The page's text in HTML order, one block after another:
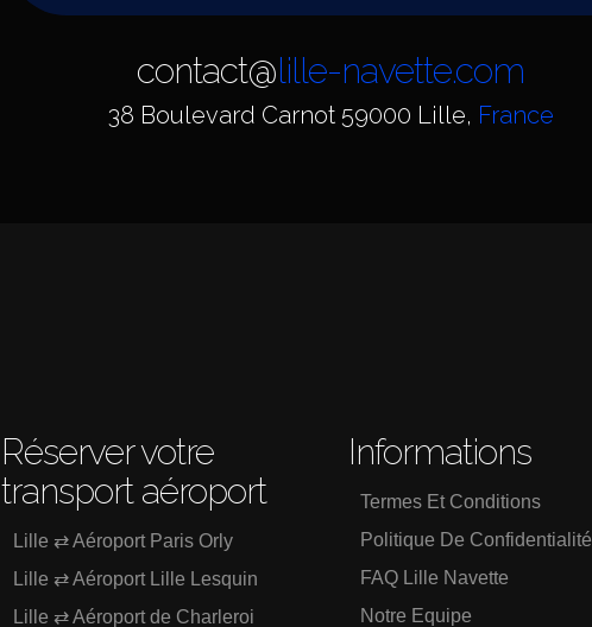
contact@lille-navette.com
38 Boulevard Carnot 59000 Lille, France
Réserver votre
transport aéroport
Lille ⇄ Aéroport Paris Orly
Lille ⇄ Aéroport Lille Lesquin
Lille ⇄ Aéroport de Charleroi
Informations
Termes Et Conditions
Politique De Confidentialité
FAQ Lille Navette
Notre Equipe